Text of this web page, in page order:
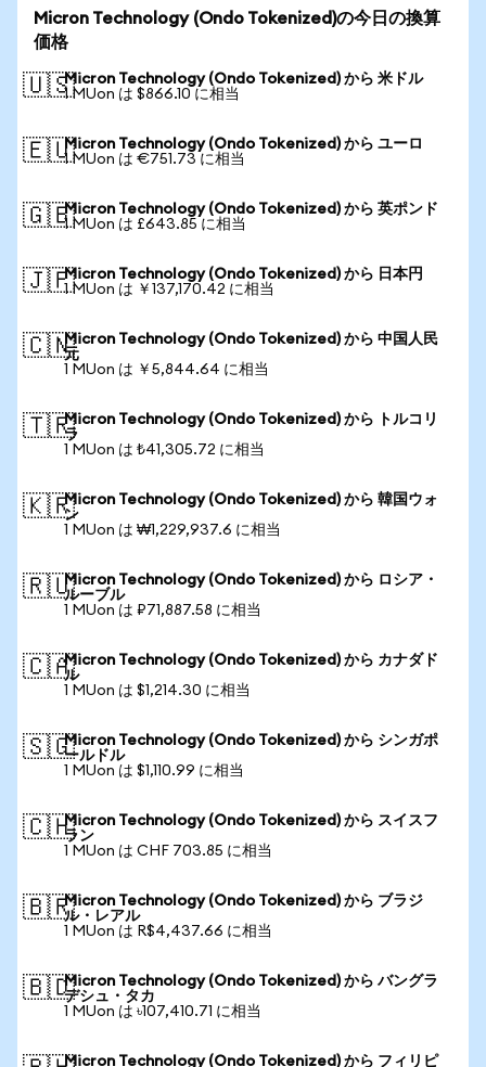
Micron Technology (Ondo Tokenized)の今日の換算
価格
🇺🇸Micron Technology (Ondo Tokenized) から 米ドル
1 MUon は $866.10 に相当
🇪🇺Micron Technology (Ondo Tokenized) から ユーロ
1 MUon は €751.73 に相当
🇬🇧Micron Technology (Ondo Tokenized) から 英ポンド
1 MUon は £643.85 に相当
🇯🇵Micron Technology (Ondo Tokenized) から 日本円
1 MUon は ￥137,170.42 に相当
🇨🇳Micron Technology (Ondo Tokenized) から 中国人民
元
1 MUon は ￥5,844.64 に相当
🇹🇷Micron Technology (Ondo Tokenized) から トルコリ
ラ
1 MUon は ₺41,305.72 に相当
🇰🇷Micron Technology (Ondo Tokenized) から 韓国ウォ
ン
1 MUon は ₩1,229,937.6 に相当
🇷🇺Micron Technology (Ondo Tokenized) から ロシア・
ルーブル
1 MUon は ₽71,887.58 に相当
🇨🇦Micron Technology (Ondo Tokenized) から カナダド
ル
1 MUon は $1,214.30 に相当
🇸🇬Micron Technology (Ondo Tokenized) から シンガポ
ールドル
1 MUon は $1,110.99 に相当
🇨🇭Micron Technology (Ondo Tokenized) から スイスフ
ラン
1 MUon は CHF 703.85 に相当
🇧🇷Micron Technology (Ondo Tokenized) から ブラジ
ル・レアル
1 MUon は R$4,437.66 に相当
🇧🇩Micron Technology (Ondo Tokenized) から バングラ
デシュ・タカ
1 MUon は ৳107,410.71 に相当
Micron Technology (Ondo Tokenized) から フィリピ